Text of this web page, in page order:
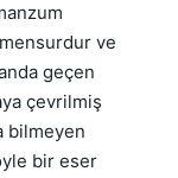
ve
geçen
çevrilmiş
bilmeyen
bir eser